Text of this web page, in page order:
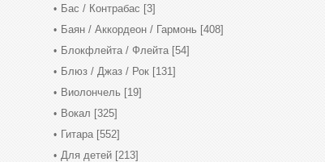
Бас / Контрабас [3]
Баян / Аккордеон / Гармонь [408]
Блокфлейта / Флейта [54]
Блюз / Джаз / Рок [131]
Виолончель [19]
Вокал [325]
Гитара [552]
Для детей [213]